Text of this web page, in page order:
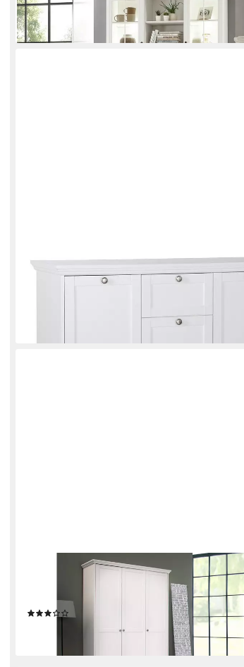
lieferbar - in 9-11 Werktagen bei dir
FINORI
Sideboard 120 x 90 x 40 cm (B/H/T)
Kleiderschrank Kleiderschrank Landwood in weiß
Landhausstil 3-türig 120x200 cm
(2)